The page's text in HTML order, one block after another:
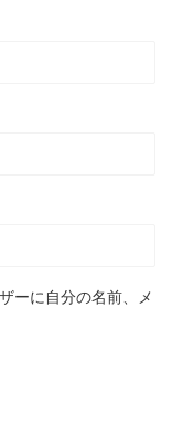
ーに自分の名前、メ